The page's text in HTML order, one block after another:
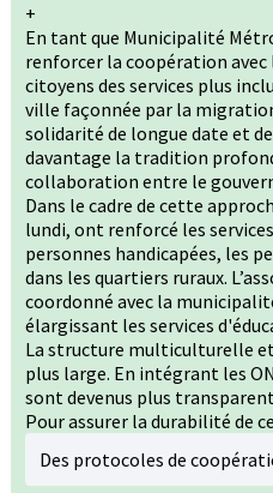
+
En tant que Municipalité
renforcer la coopération
citoyens des services plus
ville façonnée par la
solidarité de longue date et
davantage la tradition
collaboration entre le
Dans le cadre de cette
lundi, ont renforcé les
personnes handicapées, les
dans les quartiers ruraux.
coordonné avec la
élargissant les services
La structure multiculturelle
plus large. En intégrant les
sont devenus plus
Pour assurer la durabilité de
Des protocoles de